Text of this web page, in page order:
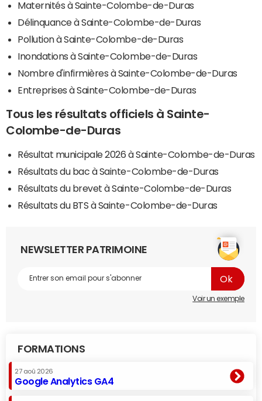
Maternités à Sainte-Colombe-de-Duras
Délinquance à Sainte-Colombe-de-Duras
Pollution à Sainte-Colombe-de-Duras
Inondations à Sainte-Colombe-de-Duras
Nombre d'infirmières à Sainte-Colombe-de-Duras
Entreprises à Sainte-Colombe-de-Duras
Tous les résultats officiels à Sainte-
Colombe-de-Duras
Résultat municipale 2026 à Sainte-Colombe-de-Duras
Résultats du bac à Sainte-Colombe-de-Duras
Résultats du brevet à Sainte-Colombe-de-Duras
Résultats du BTS à Sainte-Colombe-de-Duras
NEWSLETTER PATRIMOINE
Voir un exemple
FORMATIONS
27 aoû 2026
Google Analytics GA4